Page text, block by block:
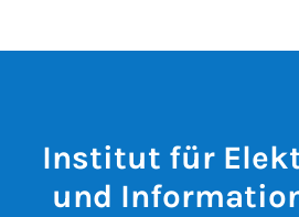
Institut für
und